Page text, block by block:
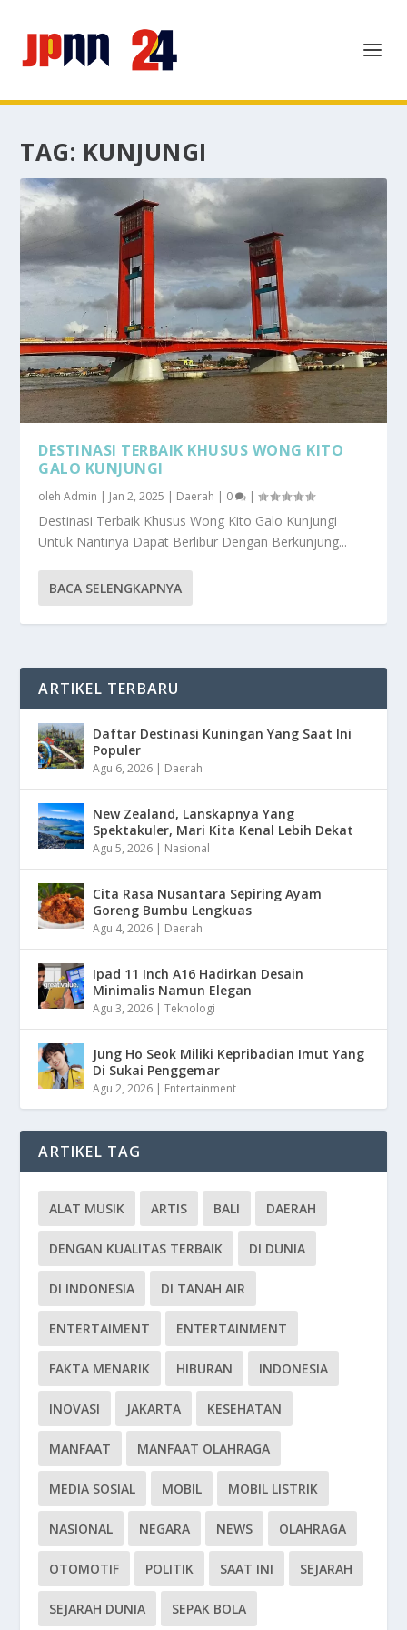
TAG: KUNJUNGI
DESTINASI TERBAIK KHUSUS WONG KITO
GALO KUNJUNGI
olehAdmin | Jan 2, 2025 | Daerah | 0 |
Destinasi Terbaik Khusus Wong Kito Galo Kunjungi
Untuk Nantinya Dapat Berlibur Dengan Berkunjung...
BACA SELENGKAPNYA
ARTIKEL TERBARU
Daftar Destinasi Kuningan Yang Saat Ini
Populer
Agu 6, 2026 | Daerah
New Zealand, Lanskapnya Yang
Spektakuler, Mari Kita Kenal Lebih Dekat
Agu 5, 2026 | Nasional
Cita Rasa Nusantara Sepiring Ayam
Goreng Bumbu Lengkuas
Agu 4, 2026 | Daerah
Ipad 11 Inch A16 Hadirkan Desain
Minimalis Namun Elegan
Agu 3, 2026 |Teknologi
Jung Ho Seok Miliki Kepribadian Imut Yang
Di Sukai Penggemar
Agu 2, 2026 | Entertainment
ARTIKEL TAG
ALAT MUSIK ARTIS BALI DAERAH
DENGAN KUALITAS TERBAIK DI DUNIA
DI INDONESIA DI TANAH AIR
ENTERTAIMENT ENTERTAINMENT
FAKTA MENARIK HIBURAN INDONESIA
INOVASI JAKARTA KESEHATAN
MANFAAT MANFAAT OLAHRAGA
MEDIA SOSIAL MOBIL MOBIL LISTRIK
NASIONAL NEGARA NEWS OLAHRAGA
OTOMOTIF POLITIK SAAT INI SEJARAH
SEJARAH DUNIA SEPAK BOLA